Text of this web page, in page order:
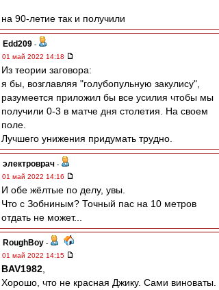
на 90-летие так и получили
Edd209 -
01 май 2022 14:18
Из теории заговора:
я бы, возглавляя "голубопульную закулису",
разумеется приложил бы все усилия чтобы мы
получили 0-3 в матче дня столетия. На своем
поле.
Лучшего унижения придумать трудно.
электроврач -
01 май 2022 14:16
И обе жёлтые по делу, увы.
Что с Зобниным? Точный пас на 10 метров
отдать не может...
RoughBoy -
01 май 2022 14:15
BAV1982
Хорошо, что не красная Джику. Сами виноваты.